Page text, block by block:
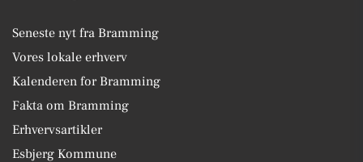
Seneste nyt fra Bramming
Vores lokale erhverv
Kalenderen for Bramming
Fakta om Bramming
Erhvervsartikler
Esbjerg Kommune